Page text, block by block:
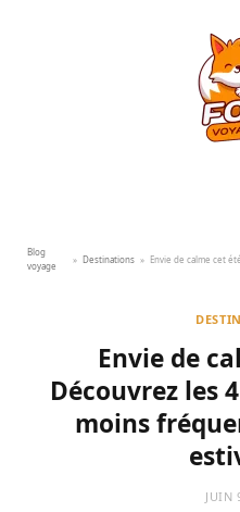
Blog
voyage
» Destinations »
Envie de
Découvrez les
moins
JUIN